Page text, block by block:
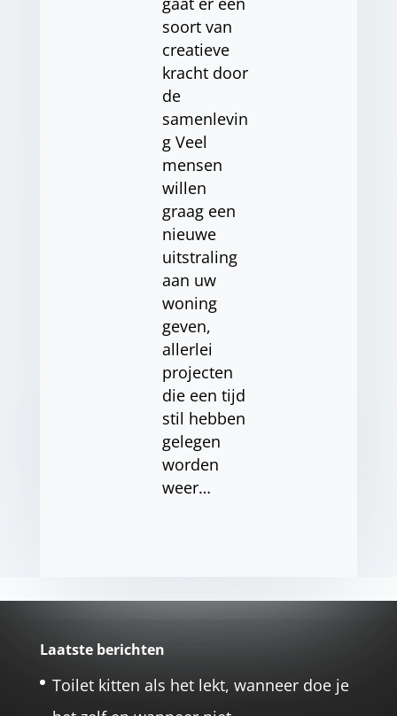
soort van
creatieve
kracht door
de
samenlevin
g Veel
mensen
willen
graag een
nieuwe
uitstraling
aan uw
woning
geven,
allerlei
projecten
die een tijd
stil hebben
gelegen
worden
weer…
Laatste berichten
Toilet kitten als het lekt, wanneer doe je